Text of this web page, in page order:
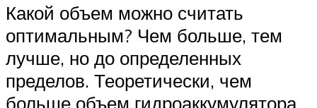
Какой объем можно считать
оптимальным? Чем больше, тем
лучше, но до определенных
пределов. Теоретически, чем
больше объем гидроаккумулятора,